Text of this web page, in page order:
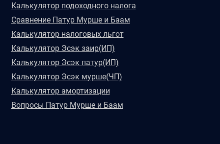
Калькулятор подоходного налога
Сравнение Патур Мурше и Баам
Калькулятор налоговых льгот
Калькулятор Эсэк заир(ИП)
Калькулятор Эсэк патур(ИП)
Калькулятор Эсэк мурше(ЧП)
Калькулятор амортизации
Вопросы Патур Мурше и Баам